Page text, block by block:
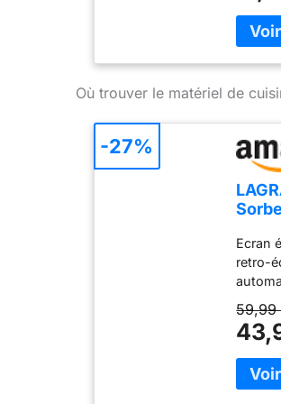
/ kg
Où trouver le matériel de
Ecran
retro-
1,5L
en
59,99
-27%